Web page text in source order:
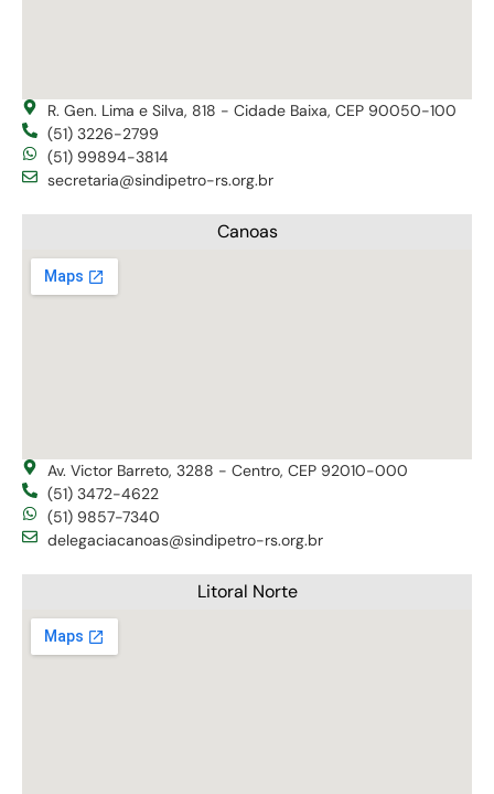
R. Gen. Lima e Silva, 818 - Cidade Baixa, CEP 90050-100
(51) 3226-2799
(51) 99894-3814
secretaria@sindipetro-rs.org.br
Canoas
Av. Victor Barreto, 3288 - Centro, CEP 92010-000
(51) 3472-4622
(51) 9857-7340
delegaciacanoas@sindipetro-rs.org.br
Litoral Norte